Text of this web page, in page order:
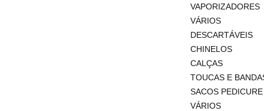
VAPORIZADORES
VÁRIOS
DESCARTÁVEIS
CHINELOS
CALÇAS
TOUCAS E
SACOS PEDICURE
VÁRIOS